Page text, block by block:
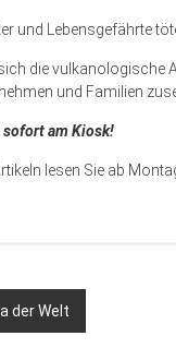
und Lebensgefährte
die vulkanologische
und Familien
sofort am Kiosk!
lesen Sie ab
der Welt